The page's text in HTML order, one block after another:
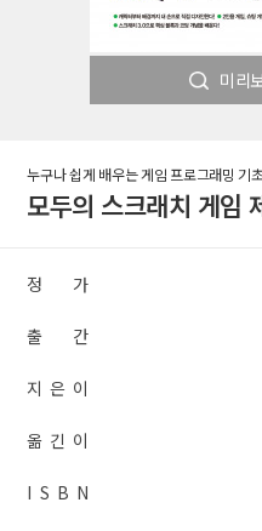
미리
누구나 쉽게 배우는 게임 프로그래밍 기
모두의 스크래치 게임
정 가
출 간
지 은 이
옮 긴 이
I S B N